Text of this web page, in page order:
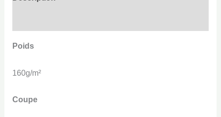
Poids
160g/m²
Coupe